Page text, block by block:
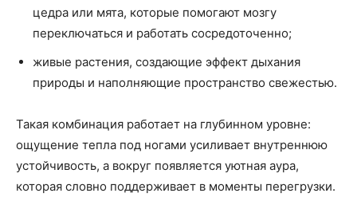
цедра или мята, которые помогают мозгу
переключаться и работать сосредоточенно;
живые растения, создающие эффект дыхания
природы и наполняющие пространство свежестью.
Такая комбинация работает на глубинном уровне:
ощущение тепла под ногами усиливает внутреннюю
устойчивость, а вокруг появляется уютная аура,
которая словно поддерживает в моменты перегрузки.